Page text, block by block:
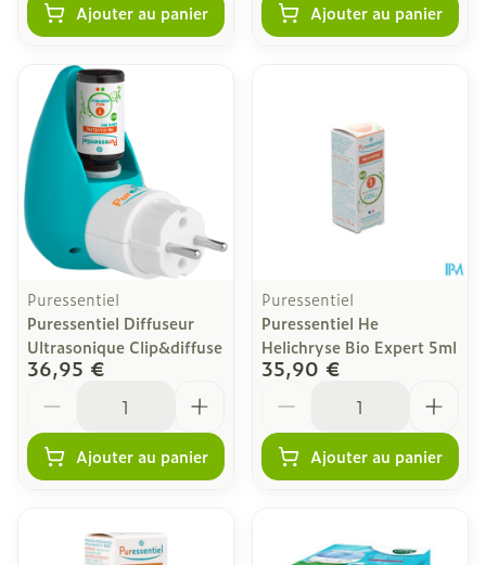
Ajouter au panier Ajouter au panier
Puressentiel
Puressentiel Diffuseur
Ultrasonique Clip&diffuse
36,95 €
Ajouter au panier
Puressentiel
Puressentiel He
Helichryse Bio Expert 5ml
35,90 €
Ajouter au panier